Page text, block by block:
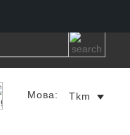
Мова: Tkm